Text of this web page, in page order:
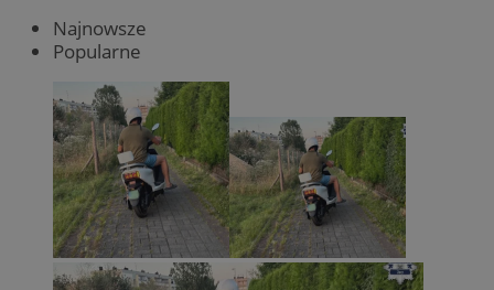
Najnowsze
Popularne